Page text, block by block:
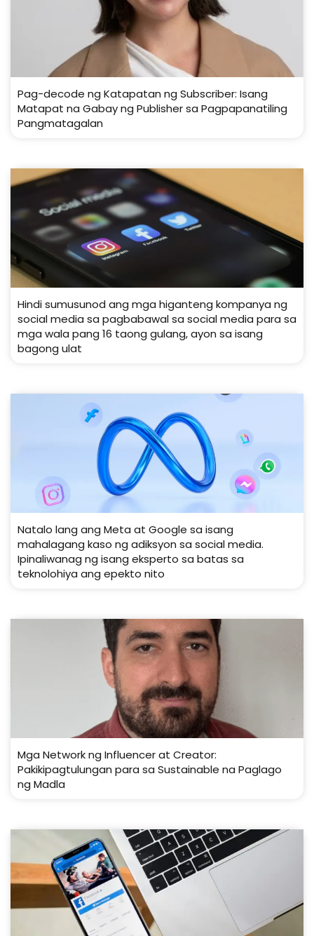
Pag-decode ng Katapatan ng Subscriber: Isang
Matapat na Gabay ng Publisher sa Pagpapanatiling
Pangmatagalan
Hindi sumusunod ang mga higanteng kompanya ng
social media sa pagbabawal sa social media para sa
mga wala pang 16 taong gulang, ayon sa isang
bagong ulat
Natalo lang ang Meta at Google sa isang
mahalagang kaso ng adiksyon sa social media.
Ipinaliwanag ng isang eksperto sa batas sa
teknolohiya ang epekto nito
Mga Network ng Influencer at Creator:
Pakikipagtulungan para sa Sustainable na Paglago
ng Madla